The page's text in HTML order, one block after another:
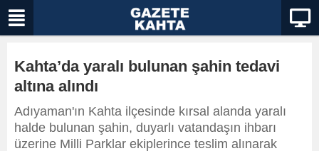
Kahta’da yaralı bulunan şahin tedavi
altına alındı
Adıyaman'ın Kahta ilçesinde kırsal alanda yaralı
halde bulunan şahin, duyarlı vatandaşın ihbarı
üzerine Milli Parklar ekiplerince teslim alınarak